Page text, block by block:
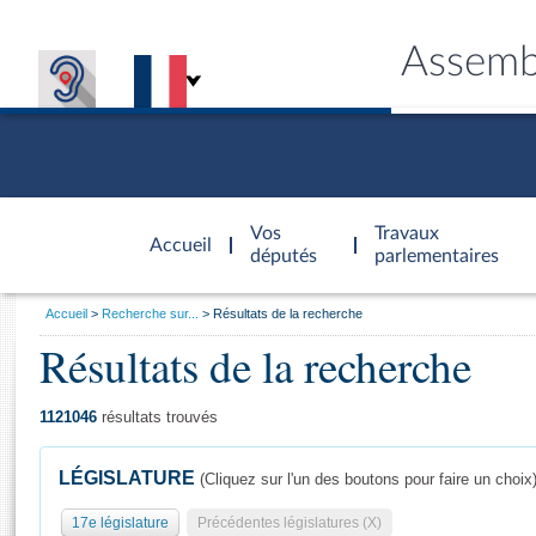
Accueil
d'accueil
Vos
députés
Travaux
parlementaires
Général
Vous
Accueil Recherche sur... Résultats de la recherche
Résultats de la recherche
1121046 résultats trouvés
LÉGISLATURE (Cliquez sur l'un des boutons pour faire un choix)
17e législature Précédentes législatures (X)